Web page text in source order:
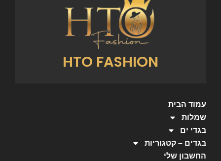
HTO FASHION
עמוד הבית
שמלות
בגדי ים
בגדים – קטגוריות
החשבון שלי